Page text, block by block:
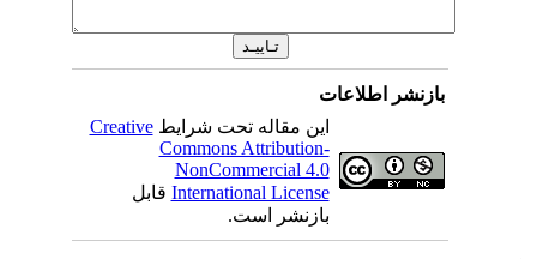
بازنشر اطلاعات
این مقاله تحت شرایطCreative
Commons Attribution-
NonCommercial 4.0
International Licenseقابل
بازنشر است.